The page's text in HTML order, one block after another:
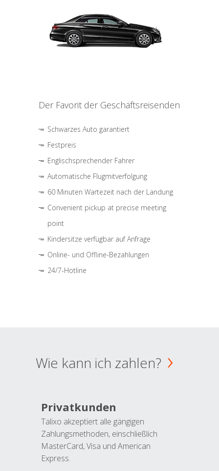
Der Favorit der Geschäftsreisenden
Schwarzes Auto garantiert
Festpreis
Englischsprechender Fahrer
Automatische Flugmitverfolgung
60 Minuten Wartezeit nach der Landung
Convenient pickup at precise meeting
point
Kindersitze verfügbar auf Anfrage
Online- und Offline-Bezahlungen
24/7-Hotline
Wie kann ich zahlen?
Privatkunden
Talixo akzeptiert alle gängigen
Zahlungsmethoden, einschließlich
MasterCard, Visa und American
Express.